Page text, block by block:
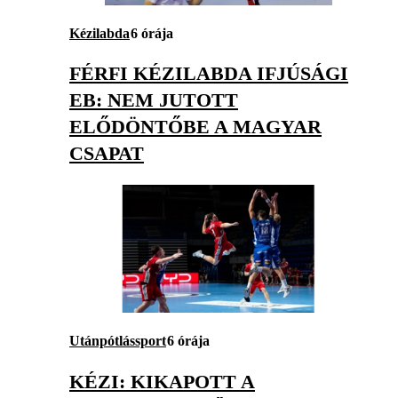
Kézilabda6 órája
FÉRFI KÉZILABDA IFJÚSÁGI
EB: NEM JUTOTT
ELŐDÖNTŐBE A MAGYAR
CSAPAT
Utánpótlássport6 órája
KÉZI: KIKAPOTT A